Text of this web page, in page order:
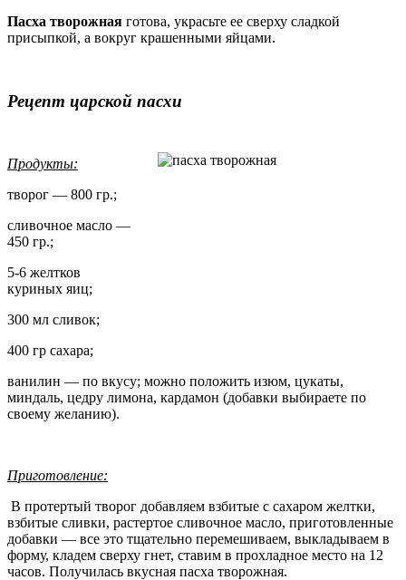
Пасха творожная готова, украсьте ее сверху сладкой
присыпкой, а вокруг крашенными яйцами.
Рецепт царской пасхи
Продукты:
творог — 800 гр.;
сливочное масло —
450 гр.;
5-6 желтков
куриных яиц;
300 мл сливок;
400 гр сахара;
ванилин — по вкусу; можно положить изюм, цукаты,
миндаль, цедру лимона, кардамон (добавки выбираете по
своему желанию).
Приготовление:
В протертый творог добавляем взбитые с сахаром желтки,
взбитые сливки, растертое сливочное масло, приготовленные
добавки — все это тщательно перемешиваем, выкладываем в
форму, кладем сверху гнет, ставим в прохладное место на 12
часов. Получилась вкусная пасха творожная.